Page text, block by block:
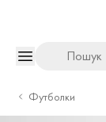
Пошук
Футболки